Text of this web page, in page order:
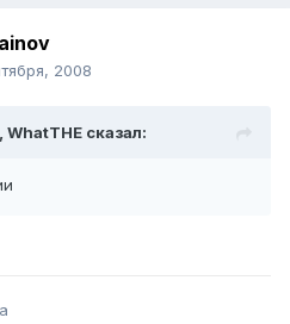
2008
сказал: